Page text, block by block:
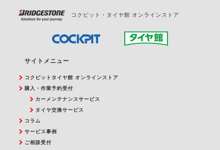
コクピット・タイヤ館 オンラインストア
サイトメニュー
コクピットタイヤ館 オンラインストア
購入・作業予約受付
カーメンテナンスサービス
タイヤ交換サービス
コラム
サービス事例
ご相談受付